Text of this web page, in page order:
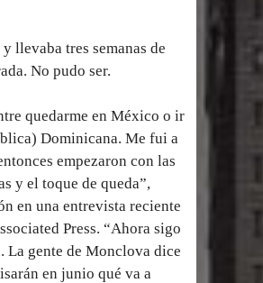
a través SISMAP
La Fiscalía de Bolivia ordena la
del expresidente Evo
llevaba tres semanas de
No pudo ser.
quedarme en México o ir
Dominicana. Me fui a
empezaron con las
y el toque de queda”,
en una entrevista reciente
Press. “Ahora sigo
La gente de Monclova dice
en junio qué va a